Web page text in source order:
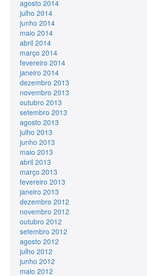
agosto 2014
julho 2014
junho 2014
maio 2014
abril 2014
março 2014
fevereiro 2014
janeiro 2014
dezembro 2013
novembro 2013
outubro 2013
setembro 2013
agosto 2013
julho 2013
junho 2013
maio 2013
abril 2013
março 2013
fevereiro 2013
janeiro 2013
dezembro 2012
novembro 2012
outubro 2012
setembro 2012
agosto 2012
julho 2012
junho 2012
maio 2012